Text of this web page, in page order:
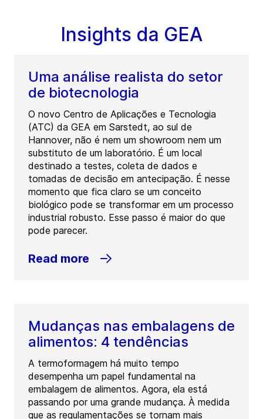
Insights da GEA
Uma análise realista do setor
de biotecnologia
O novo Centro de Aplicações e Tecnologia
(ATC) da GEA em Sarstedt, ao sul de
Hannover, não é nem um showroom nem um
substituto de um laboratório. É um local
destinado a testes, coleta de dados e
tomadas de decisão em antecipação. É nesse
momento que fica claro se um conceito
biológico pode se transformar em um processo
industrial robusto. Esse passo é maior do que
pode parecer.
Read more
Mudanças nas embalagens de
alimentos: 4 tendências
A termoformagem há muito tempo
desempenha um papel fundamental na
embalagem de alimentos. Agora, ela está
passando por uma grande mudança. À medida
que as regulamentações se tornam mais